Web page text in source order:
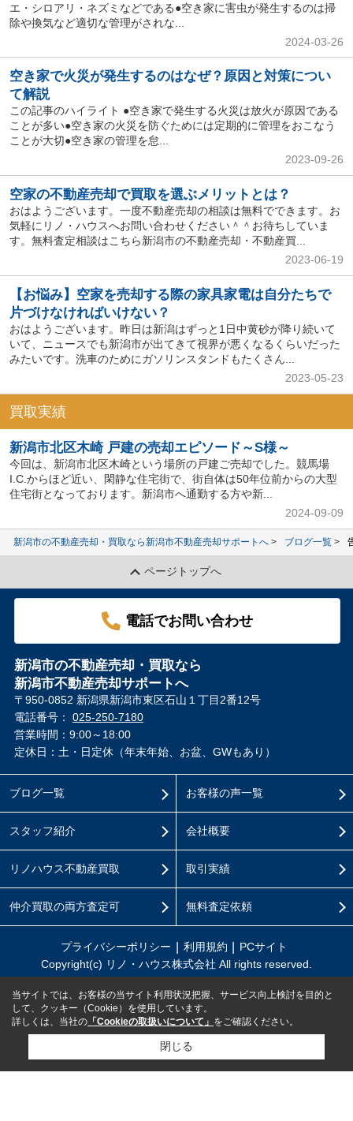
エ・シロアリ・ネズミなどである●空き家に害虫が発生するのは掃
除や換気など適切な管理がされな...
2024-03-26
空き家で火災が発生するのはなぜ？原因と対策につい
て解説
この記事のハイライト ●空き家で発生する火災は放火が原因である
ことが多い●空き家の火災を防ぐためには定期的に管理をおこなう
ことが大切●空き家の管理を怠...
2023-09-26
空家の不動産売却で買取を選ぶメリットとは？
おはようございます。一度不動産売却の相談は無料でできます。お
気軽にリノ・ハウスへお問い合わせください＾＾お待ちしていま
す。無料査定相談はこちら新潟市の不動産売却・不動産買...
2023-06-19
【お悩み】空家を売却する際の家具家電は自分たちで
片づけなければいけない？
おはようございます。昨日は新潟はずっと1日中黄砂が降り続いて
いて、ニュースでも新潟市が出てきて視界が悪くなるくらいだった
みたいです。洗車のためにガソリンスタンドもたくさん...
2023-05-23
買取実績
新潟市北区木崎 戸建の売却エピソード～S様～
今回は、新潟市北区木崎という場所の戸建ご売却でした。競馬場
I.C.からほど近い、閑静な住宅街で、街自体は50年位前からの大型
住宅街となっております。新潟市へ通勤する方や新...
2024-09-09
新潟市の不動産売却・買取なら新潟市不動産売却サポートへ ブログ一覧
ページトップへ
電話でお問い合わせ
新潟市の不動産売却・買取なら
新潟市不動産売却サポートへ
〒950-0852 新潟県新潟市東区石山１丁目2番12号
電話番号： 025-250-7180
営業時間：9:00～18:00
定休日：土・日定休（年末年始、お盆、GWもあり）
ブログ一覧
スタッフ紹介
リノハウス不動産買取
仲介買取の両方査定可
お客様の声一覧
会社概要
取引実績
無料査定依頼
プライバシーポリシー 利用規約
PCサイト
Copyright(c) リノ・ハウス株式会社 All rights reserved.
当サイトでは、お客様の当サイト利用状況把握、サービス向上検討を目的と
して、クッキー（Cookie）を使用しています。
詳しくは、当社の 「Cookieの取扱いについて」 をご確認ください。
閉じる